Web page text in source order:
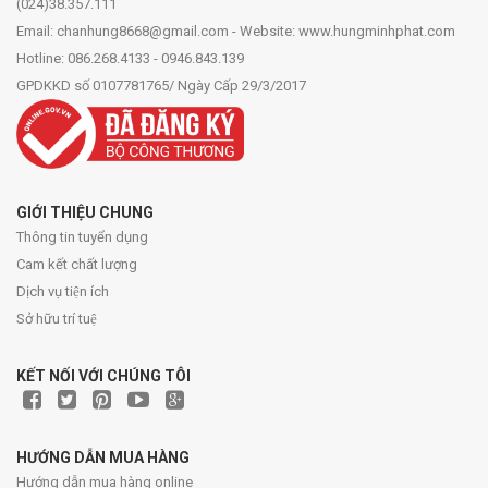
(024)38.357.111
Email: chanhung8668@gmail.com - Website: www.hungminhphat.com
Hotline: 086.268.4133 - 0946.843.139
GPDKKD số 0107781765/ Ngày Cấp 29/3/2017
GIỚI THIỆU CHUNG
Thông tin tuyển dụng
Cam kết chất lượng
Dịch vụ tiện ích
Sở hữu trí tuệ
KẾT NỐI VỚI CHÚNG TÔI
HƯỚNG DẪN MUA HÀNG
Hướng dẫn mua hàng online